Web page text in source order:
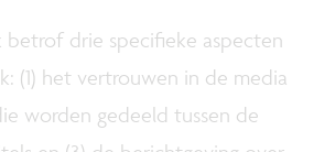
drie specifieke aspecten
(1) het vertrouwen in de media
worden gedeeld tussen de